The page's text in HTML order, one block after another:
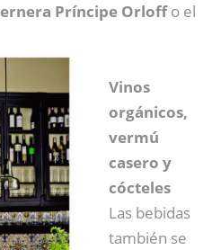
Príncipe Orloffo el
Vinos
orgánicos,
vermú
casero y
cócteles
Las bebidas
también se